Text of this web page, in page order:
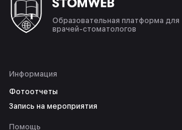
Образовательная платформа для
врачей-стоматологов
Информация
Фотоотчеты
Запись на мероприятия
Помощь